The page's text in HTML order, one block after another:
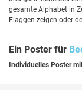
gesamte Alphabet in
Flaggen zeigen oder
Ein Poster für
Individuelles Poster